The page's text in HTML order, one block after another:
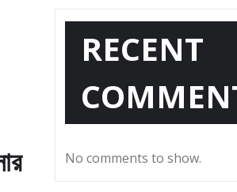
RECENT
No comments to show.